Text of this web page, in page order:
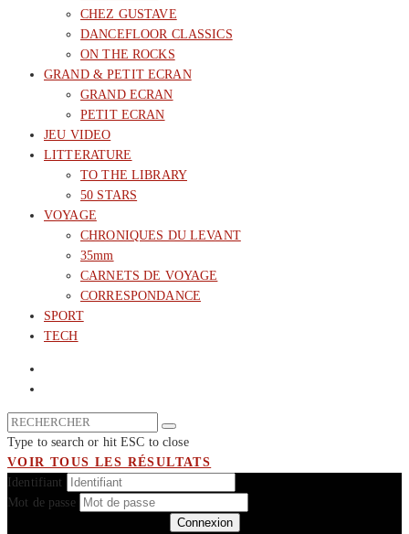
CHEZ GUSTAVE
DANCEFLOOR CLASSICS
ON THE ROCKS
GRAND & PETIT ECRAN
GRAND ECRAN
PETIT ECRAN
JEU VIDEO
LITTERATURE
TO THE LIBRARY
50 STARS
VOYAGE
CHRONIQUES DU LEVANT
35mm
CARNETS DE VOYAGE
CORRESPONDANCE
SPORT
TECH
Type to search or hit ESC to close
VOIR TOUS LES RÉSULTATS
Identifiant
Mot de passe